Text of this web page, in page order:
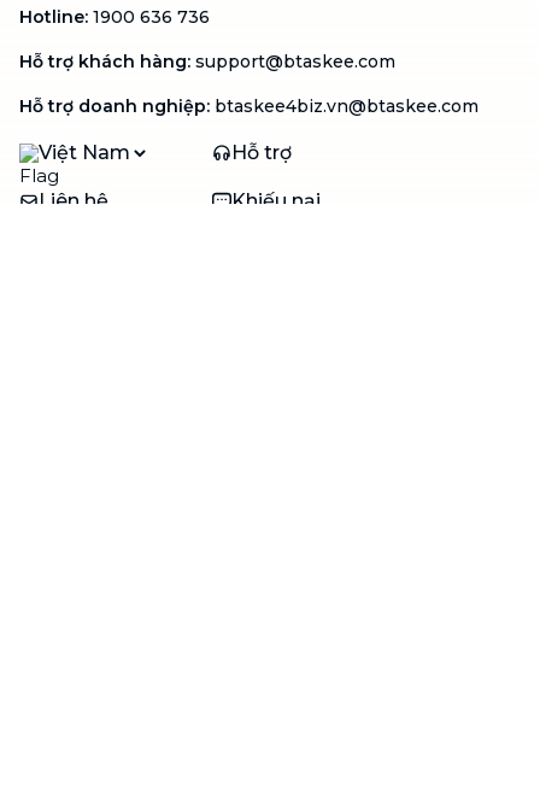
Hotline: 1900 636 736
Hỗ trợ khách hàng: support@btaskee.com
Hỗ trợ doanh nghiệp: btaskee4biz.vn@btaskee.com
Việt Nam Hỗ trợ
Liên hệ Khiếu nại